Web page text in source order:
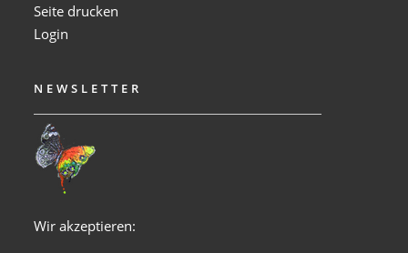
Seite drucken
Login
NEWSLETTER
Wir akzeptieren: